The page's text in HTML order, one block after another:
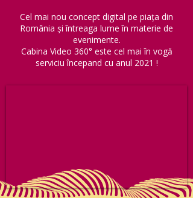
Cel mai nou concept digital pe piața din
România și întreaga lume în materie de
evenimente.
Cabina Video 360° este cel mai în vogă
serviciu începand cu anul 2021 !